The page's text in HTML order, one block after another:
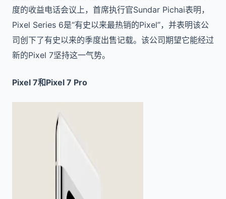
度的收益电话会议上，首席执行官Sundar Pichai表明，
Pixel Series 6是“有史以来最热销的Pixel”，并表明该公
司创下了有史以来的季度出售记载。该公司期望它能经过
新的Pixel 7坚持这一气势。
Pixel 7和Pixel 7 Pro